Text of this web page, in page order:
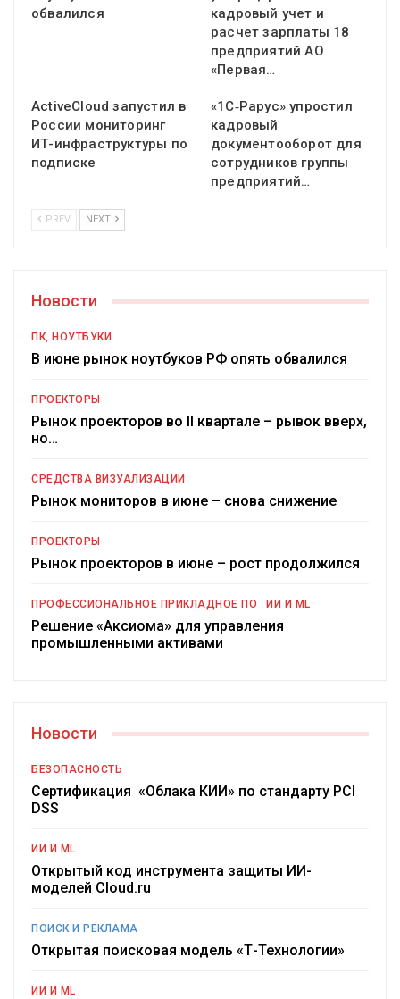
обвалился
кадровый учет и
расчет зарплаты 18
предприятий АО
«Первая…
ActiveCloud запустил в
России мониторинг
ИТ-инфраструктуры по
подписке
«1С‑Рарус» упростил
кадровый
документооборот для
сотрудников группы
предприятий…
PREV NEXT
Новости
ПК, НОУТБУКИ
В июне рынок ноутбуков РФ опять обвалился
ПРОЕКТОРЫ
Рынок проекторов во II квартале – рывок вверх,
но…
СРЕДСТВА ВИЗУАЛИЗАЦИИ
Рынок мониторов в июне – снова снижение
ПРОЕКТОРЫ
Рынок проекторов в июне – рост продолжился
ПРОФЕССИОНАЛЬНОЕ ПРИКЛАДНОЕ ПО ИИ И ML
Решение «Аксиома» для управления
промышленными активами
Новости
БЕЗОПАСНОСТЬ
Сертификация «Облака КИИ» по стандарту PCI
DSS
ИИ И ML
Открытый код инструмента защиты ИИ-
моделей Cloud.ru
ПОИСК И РЕКЛАМА
Открытая поисковая модель «Т-Технологии»
ИИ И ML